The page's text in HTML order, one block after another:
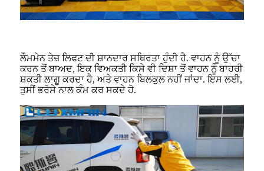
ਲੌਮਮੇਨ ਤੇਜ਼ ਲਿਫਟ ਦੀ ਸ਼ਾਨਦਾਰ ਸਥਿਰਤਾ ਹੁੰਦੀ ਹੈ. ਵਾਹਨ ਨੂੰ ਉੱਚਾ
ਕਰਨ ਤੋਂ ਬਾਅਦ, ਇਕ ਵਿਅਕਤੀ ਕਿਸੇ ਵੀ ਦਿਸ਼ਾ ਤੋਂ ਵਾਹਨ ਨੂੰ ਬਾਹਰੀ
ਸ਼ਕਤੀ ਲਾਗੂ ਕਰਦਾ ਹੈ, ਅਤੇ ਵਾਹਨ ਬਿਲਕੁਲ ਨਹੀਂ ਜਾਂਦਾ. ਇਸ ਲਈ,
ਤੁਸੀਂ ਭਰੋਸੇ ਨਾਲ ਕੰਮ ਕਰ ਸਕਦੇ ਹੋ.